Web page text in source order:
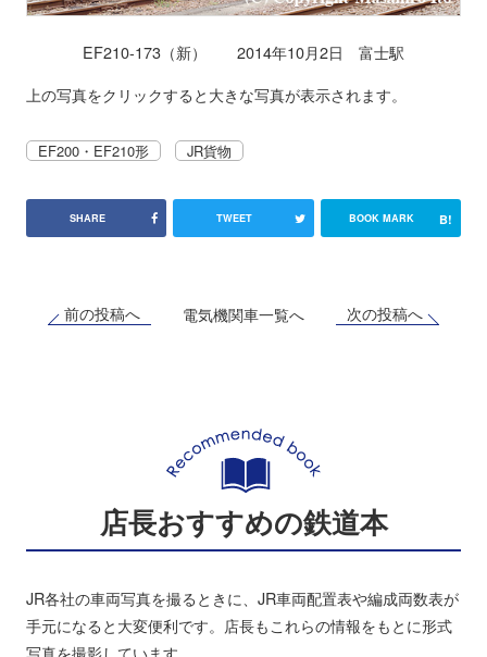
EF210-173（新） 2014年10月2日 富士駅
上の写真をクリックすると大きな写真が表示されます。
EF200・EF210形 JR貨物
SHARE TWEET BOOK MARK B!
前の投稿へ 電気機関車一覧へ 次の投稿へ
店長おすすめの鉄道本
JR各社の車両写真を撮るときに、JR車両配置表や編成両数表が
手元になると大変便利です。店長もこれらの情報をもとに形式